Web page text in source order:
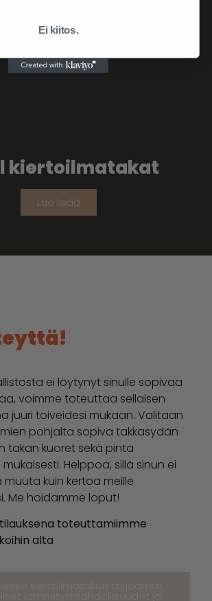
kiertoilmatakat
Lue lisää
ei löytynyt sinulle sopivaa
voimme toteuttaa sellaisen
juuri toiveidesi mukaan. Valitaan
pohjalta sopiva takkasydän
takan kuoret sekä pinta
Helppoa, sillä sinun ei
kuin kertoa meille
Me hoidamme loput!
toteuttamiimme
alta
Ei kiitos.